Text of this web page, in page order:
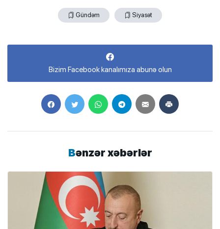
Gündəm Siyasət
Bizim Facebook kanalımıza abunə olun
Bənzər xəbərlər